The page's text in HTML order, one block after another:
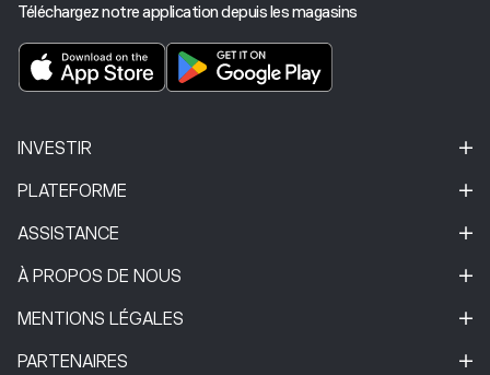
Téléchargez notre application depuis les magasins
INVESTIR
PLATEFORME
ASSISTANCE
À PROPOS DE NOUS
MENTIONS LÉGALES
PARTENAIRES